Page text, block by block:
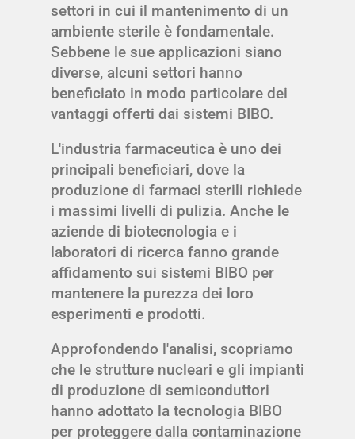
settori in cui il mantenimento di un
ambiente sterile è fondamentale.
Sebbene le sue applicazioni siano
diverse, alcuni settori hanno
beneficiato in modo particolare dei
vantaggi offerti dai sistemi BIBO.
L'industria farmaceutica è uno dei
principali beneficiari, dove la
produzione di farmaci sterili richiede
i massimi livelli di pulizia. Anche le
aziende di biotecnologia e i
laboratori di ricerca fanno grande
affidamento sui sistemi BIBO per
mantenere la purezza dei loro
esperimenti e prodotti.
Approfondendo l'analisi, scopriamo
che le strutture nucleari e gli impianti
di produzione di semiconduttori
hanno adottato la tecnologia BIBO
per proteggere dalla contaminazione